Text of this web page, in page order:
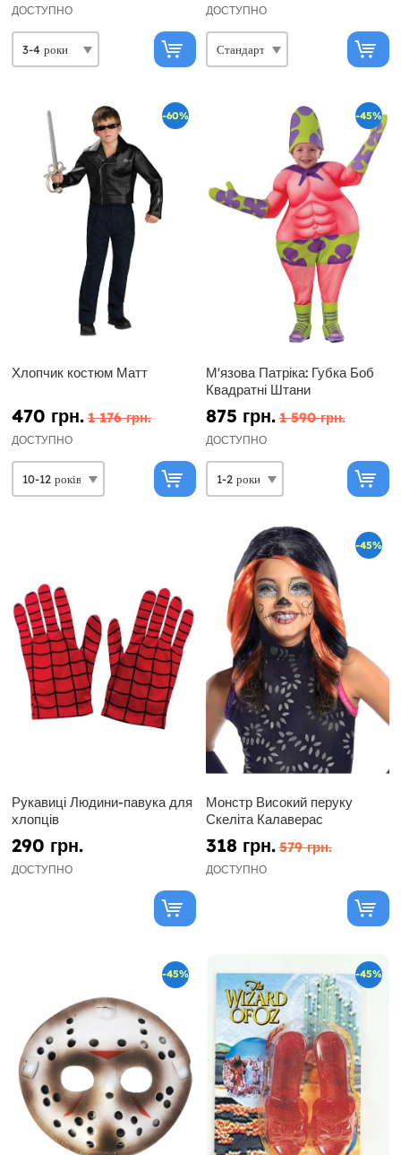
ДОСТУПНО ДОСТУПНО
-60%
Хлопчик костюм Матт
470 грн. 1 176 грн.
ДОСТУПНО
-45%
М'язова Патріка: Губка Боб
Квадратні Штани
875 грн. 1 590 грн.
ДОСТУПНО
Рукавиці Людини-павука для
хлопців
290 грн.
ДОСТУПНО
-45%
Монстр Високий перуку
Скеліта Калаверас
318 грн. 579 грн.
ДОСТУПНО
-45% -45%